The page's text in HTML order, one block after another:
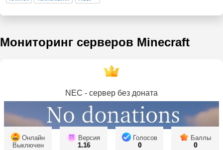
Мониторинг серверов Minecraft
NEC - сервер без доната
Онлайн
Выключен
Версия
1.16
Голосов
0
Баллы
0